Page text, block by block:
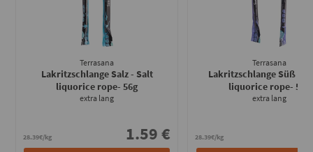
Terrasana
Lakritzschlange Salz - Salt
liquorice rope- 56g
extra lang
28.39€/kg 1.59 €
Terrasana
Lakritzschlange Süß -
liquorice rope- 56g
extra lang
28.39€/kg